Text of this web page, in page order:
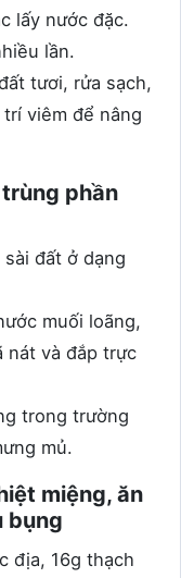
lấy nước đặc.
lần.
tươi, rửa sạch,
viêm để nâng
phần
đất ở dạng
muối loãng,
nát và đắp trực
trong trường
mủ.
miệng, ăn
bụng
địa, 16g thạch